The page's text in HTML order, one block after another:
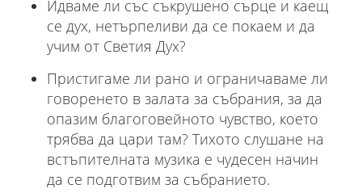
Идваме ли със съкрушено сърце и каещ
се дух, нетърпеливи да се покаем и да
учим от Светия Дух?
Пристигаме ли рано и ограничаваме ли
говоренето в залата за събрания, за да
опазим благоговейното чувство, което
трябва да цари там? Тихото слушане на
встъпителната музика е чудесен начин
да се подготвим за събранието.